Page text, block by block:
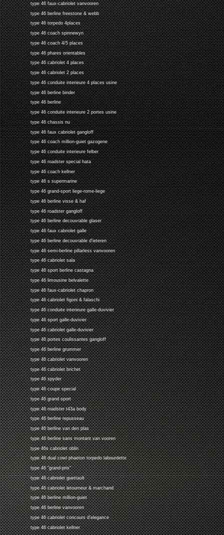
type 46 faux-cabriolet vanvooren
type 46 berline freestone & webb
type 46 torpedo 4places
type 46 coach spinnewyn
type 46 coach 4/5 places
type 46 phares orientables
type 46 cabriolet 4 places
type 46 cabriolet 2 places
type 46 conduite interieure 4 places usine
type 46 berline binder
type 46 berline
type 46 conduite interieure 2 portes usine
type 46 chassis nu
type 46 faux cabriolet gangloff
type 46 coach million-guiet gazogene
type 46 conduite interieure felber
type 46 roadster special hata
type 46 coach kellner
type 46 s supermarine
type 46 grand-sport liege-rome-liege
type 46 berline visse & haf
type 46 roadster gangloff
type 46 berline decouvrable glaser
type 46 faux cabriolet galle
type 46 berline decouvrable d'ieteren
type 46 semi-berline pillarless vanvooren
type 46 cabriolet sala
type 46 sport berline castagna
type 46 limousine belvalette
type 46 faux-cabriolet chapron
type 46 cabriolet figoni & falaschi
type 46 conduite interieure galle-duvivier
type 46 sport galle-duvivier
type 46 cabriolet galle-duvivier
type 46 portes coulissantes gangloff
type 46 berline grummer
type 46 cabriolet vanvooren
type 46 cabriolet brichet
type 46 spyder
type 46 coupe special
type 46 grand sport
type 46 roadster t43a body
type 46 berline repusseau
type 46 berline van den plas
type 46 berline sans montant van vooren
type 46s cabriolet oblin
type 46 dual cowl phaeton torpedo labourdette
type 46 "grand-prix"
type 46 cabriolet guettault
type 46 cabriolet letourneur & marchand
type 46 berline million-guiet
type 46 berline vanvooren
type 46 cabriolet concours d'elegance
type 46 cabriolet kellner